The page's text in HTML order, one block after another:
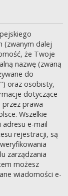
(zwanym dalej
że Twoje
nazwę (zwaną
do
oraz osobisty,
dotyczące
prawa
Wszelkie
adresu e-mail
rejestracji, są
zarządzania
możesz
wiadomości e-